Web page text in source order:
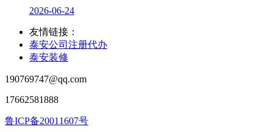
2026-06-24
友情链接：
泰安公司注册代办
泰安装修
190769747@qq.com
17662581888
鲁ICP备20011607号